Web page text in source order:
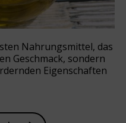
Nahrungsmittel, das
Geschmack, sondern
Eigenschaften